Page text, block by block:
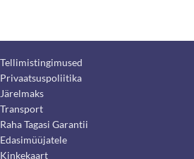
Tellimistingimused
Privaatsuspoliitika
Järelmaks
Transport
Raha Tagasi Garantii
Edasimüüjatele
Kinkekaart